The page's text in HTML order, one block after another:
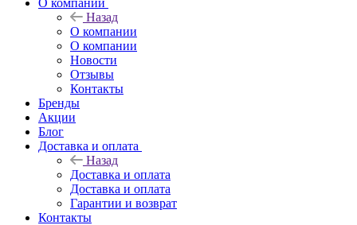
О компании
Назад
О компании
О компании
Новости
Отзывы
Контакты
Бренды
Акции
Блог
Доставка и оплата
Назад
Доставка и оплата
Доставка и оплата
Гарантии и возврат
Контакты